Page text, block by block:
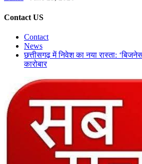
Contact US
Contact
News
छत्तीसगढ़ में निवेश का नया रास्ता:
कारोबार